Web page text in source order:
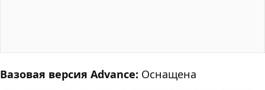
Bазовая версия Advance: Оснащена